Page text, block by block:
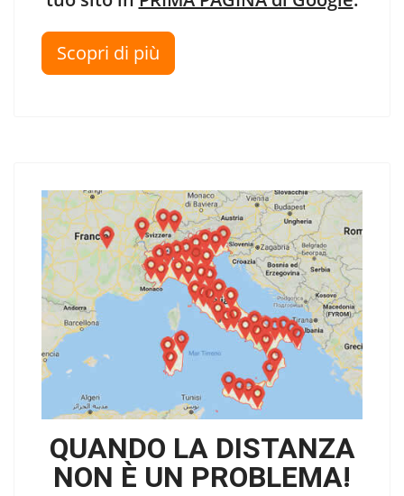
Scopri di più
QUANDO LA DISTANZA
NON È UN PROBLEMA!